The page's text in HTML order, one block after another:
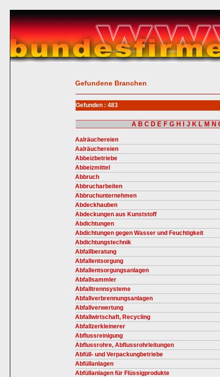
Gefundene Branchen
Gefunden : 483
A B C D E F G H J K L M N
Aalräuchereien
Aalräuchereien
Abbeizbetriebe
Abbeizmittel
Abbruch
Abbrucharbeiten
Abbruchunternehmen
Abdeckhauben
Abdeckungen aus Kunststoff
Abdichtungen
Abdichtungen gegen Wasser und Feuchtigkeit
Abdichtungstechnik
Abfallberatung
Abfallentsorgung
Abfallentsorgungsanlagen
Abfallsammler
Abfalltrennsysteme
Abfallverbrennungsanlagen
Abfallverwertung
Abfallwirtschaft, Recycling
Abfallzerkleinerer
Abflussreinigung
Abflussrohre, Abflussrohrleitungen
Abfüll- und Verpackungbetriebe
Abfüllanlagen
Abfüllanlagen für Flüssigprodukte